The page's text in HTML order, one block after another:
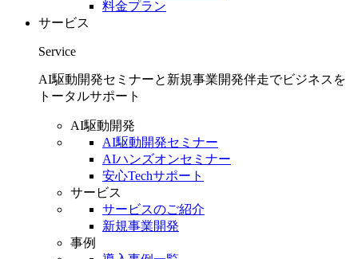
料金プラン
サービス
Service
AI駆動開発セミナーと新規事業開発伴走でビジネスを
トータルサポート
AI駆動開発
AI駆動開発セミナー
AIハンズオンセミナー
安心Techサポート
サービス
サービスのご紹介
新規事業開発
事例